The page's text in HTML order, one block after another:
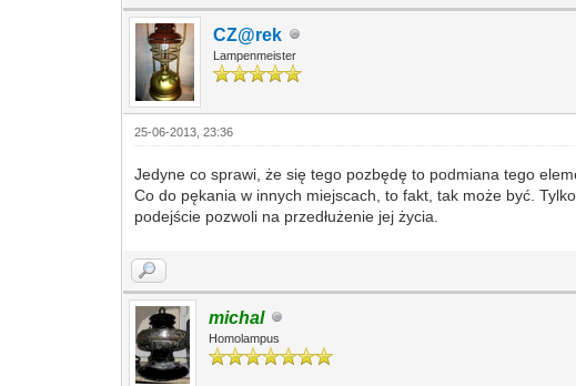
CZ@rek
Lampenmeister
25-06-2013, 23:36
Jedyne co sprawi, że się tego pozbędę to podmiana tego
Co do pękania w innych miejscach, to fakt, tak może być.
podejście pozwoli na przedłużenie jej życia.
michal
Homolampus